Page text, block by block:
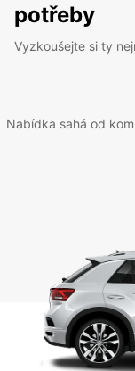
potřeby
Vyzkoušejte si ty
Nabídka sahá od